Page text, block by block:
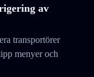
av
transportörer
menyer och